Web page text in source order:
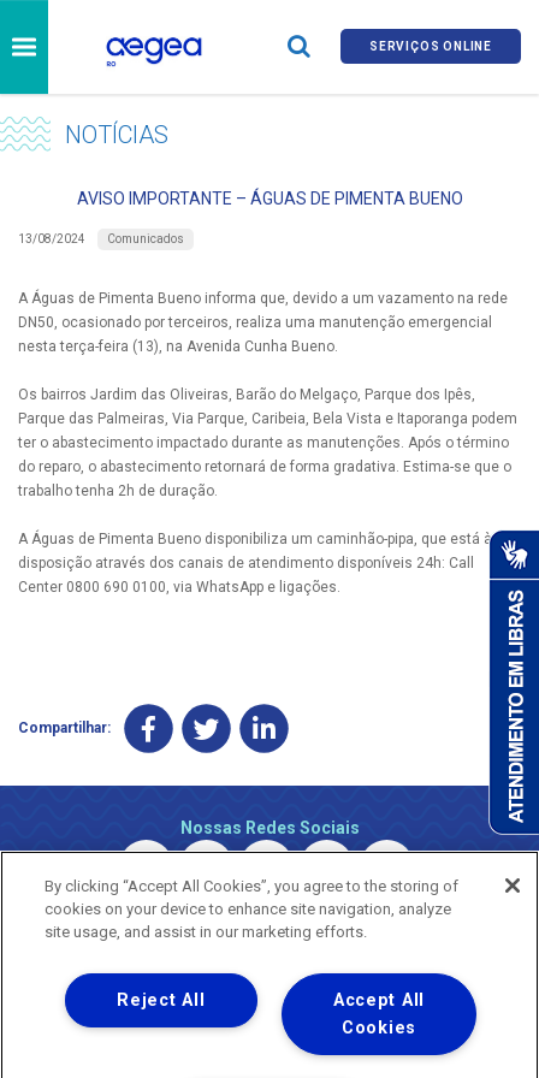
SERVIÇOS ONLINE
NOTÍCIAS
AVISO IMPORTANTE – ÁGUAS DE PIMENTA BUENO
13/08/2024 Comunicados
A Águas de Pimenta Bueno informa que, devido a um vazamento na rede
DN50, ocasionado por terceiros, realiza uma manutenção emergencial
nesta terça-feira (13), na Avenida Cunha Bueno.
Os bairros Jardim das Oliveiras, Barão do Melgaço, Parque dos Ipês,
Parque das Palmeiras, Via Parque, Caribeia, Bela Vista e Itaporanga podem
ter o abastecimento impactado durante as manutenções. Após o término
do reparo, o abastecimento retornará de forma gradativa. Estima-se que o
trabalho tenha 2h de duração.
A Águas de Pimenta Bueno disponibiliza um caminhão-pipa, que está à
disposição através dos canais de atendimento disponíveis 24h: Call
Center 0800 690 0100, via WhatsApp e ligações.
Compartilhar:
Nossas Redes Sociais
Copyright © 2026 - Todos os Direitos Reservados.
Nossa natureza movimenta a vida
By clicking “Accept All Cookies”, you agree to the storing of
cookies on your device to enhance site navigation, analyze
site usage, and assist in our marketing efforts.
Accept All
Cookies
Reject All